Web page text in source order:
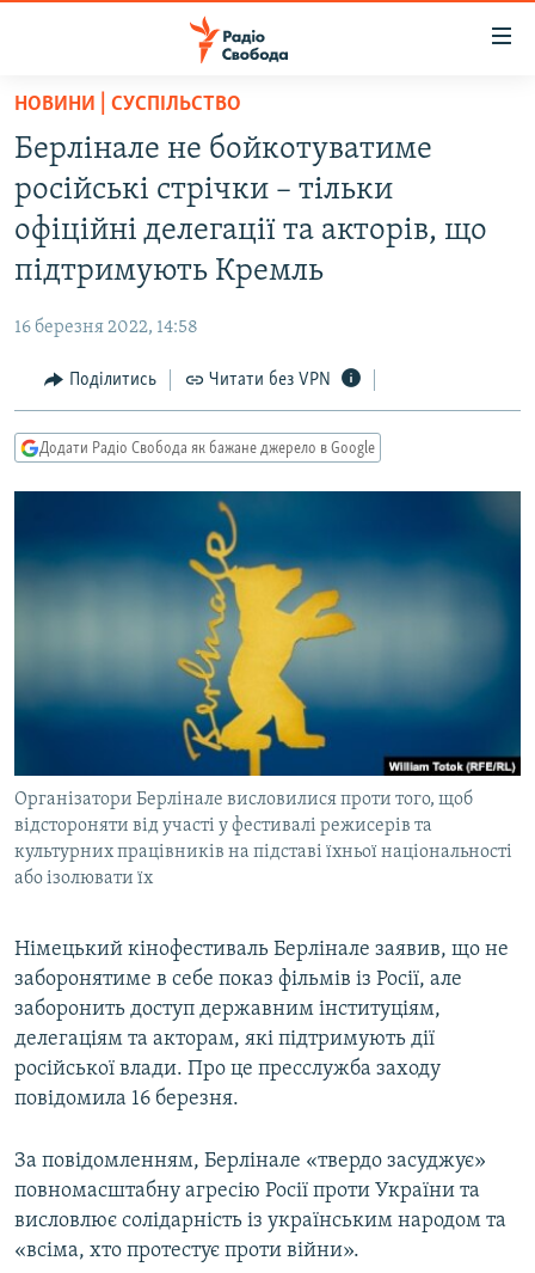
Перейти
основного
матеріалу
Перейти
до
основної
Перейти
пошуку
РАДІО СВОБОДА – 70 РОКІВ
ВСЕ ЗА ДОБУ
СТАТТІ
СУСПІЛЬСТВО
КУЛЬТУРА
СПОРТ
ВІЙНА
ДОНБАС.РЕАЛІЇ
КРИМ.РЕАЛІЇ
ТИ ЯК?
МУЛЬТИМЕДІА
ПОДКАСТИ
РУС
УКР
КТАТ
Усі сайти RFE/RL
НОВИНИ | СУСПІЛЬСТВО
Берлінале не бойкотуватиме
російські стрічки – тільки
офіційні делегації та акторів, що
підтримують Кремль
16 березня 2022, 14:58
Поділитись Читати без VPN
Додати Радіо Свобода як бажане джерело в Google
Організатори Берлінале висловилися проти того, щоб
відстороняти від участі у фестивалі режисерів та
культурних працівників на підставі їхньої національності
або ізолювати їх
Німецький кінофестиваль Берлінале заявив, що не
заборонятиме в себе показ фільмів із Росії, але
заборонить доступ державним інституціям,
делегаціям та акторам, які підтримують дії
російської влади. Про це пресслужба заходу
повідомила 16 березня.
За повідомленням, Берлінале «твердо засуджує»
повномасштабну агресію Росії проти України та
висловлює солідарність із українським народом та
«всіма, хто протестує проти війни».